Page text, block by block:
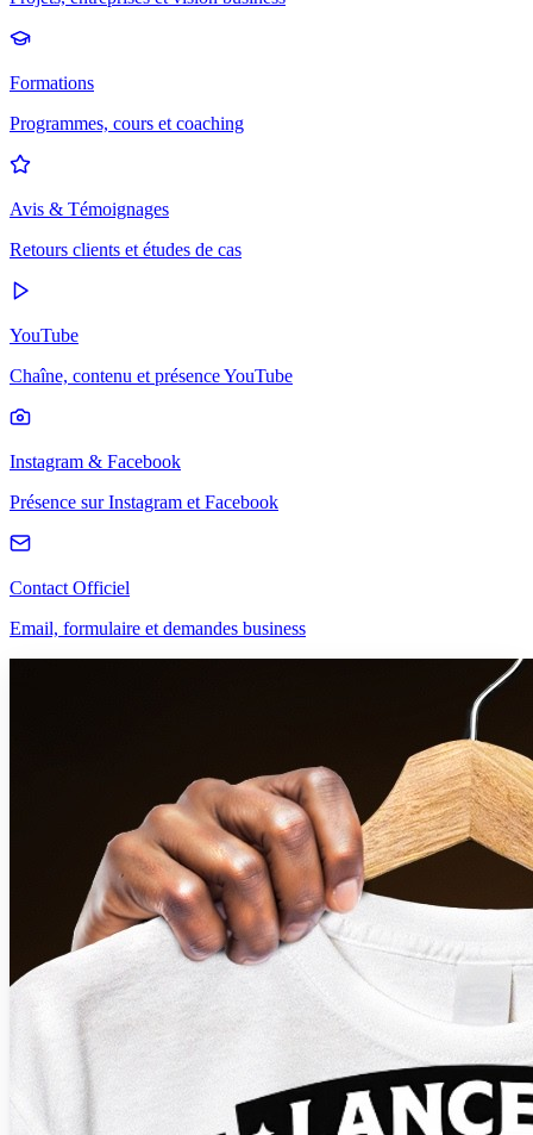
Formations
Programmes, cours et coaching
Avis & Témoignages
Retours clients et études de cas
YouTube
Chaîne, contenu et présence YouTube
Instagram & Facebook
Présence sur Instagram et Facebook
Contact Officiel
Email, formulaire et demandes business